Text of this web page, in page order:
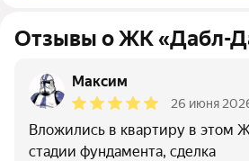
Отзывы о ЖК «Дабл-
Максим
26 июня
Вложились в квартиру в этом
стадии фундамента, сделка